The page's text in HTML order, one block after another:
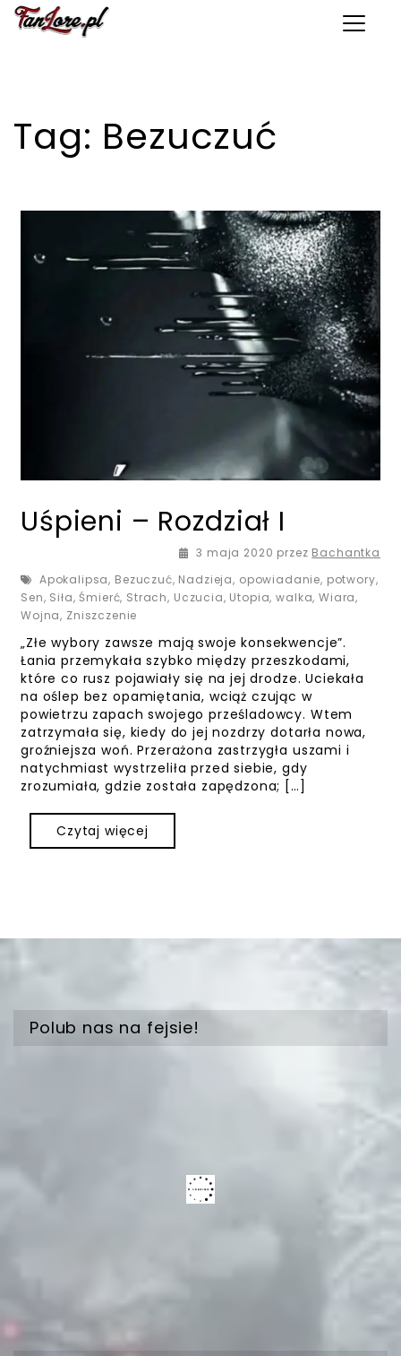
Toggle
Tag: Bezuczuć
Uśpieni – Rozdział I
3 maja 2020 15 maja 2020
przez Bachantka
Apokalipsa, Bezuczuć, Nadzieja, opowiadanie, potwory,
Sen, Siła,Śmierć, Strach, Uczucia, Utopia,walka,Wiara,
Wojna, Zniszczenie
„Złe wybory zawsze mają swoje konsekwencje”.
Łania przemykała szybko między przeszkodami,
które co rusz pojawiały się na jej drodze. Uciekała
na oślep bez opamiętania, wciąż czując w
powietrzu zapach swojego prześladowcy. Wtem
zatrzymała się, kiedy do jej nozdrzy dotarła nowa,
groźniejsza woń. Przerażona zastrzygła uszami i
natychmiast wystrzeliła przed siebie, gdy
zrozumiała, gdzie została zapędzona; […]
Czytaj więcej
Polub nas na fejsie!